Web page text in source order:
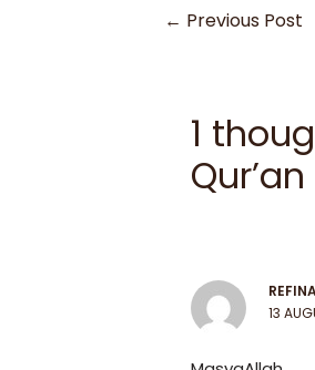
← Previous Post
1
13